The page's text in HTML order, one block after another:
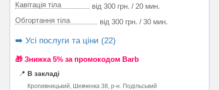
Кавітація тіла
від 300 грн. / 20 мин.
Обгортання тіла
від 300 грн. / 30 мин.
➡️ Усі послуги та ціни (22)
🎁 Знижка 5% за промокодом Barb
📍 В закладі
Кропивницький, Шевченка 38, р-н. Подільський